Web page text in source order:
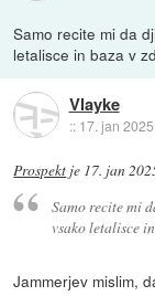
Samo recite mi da
letalisce in baza v
Vlayke
:: 17. jan
Prospekt je 17. jan
Samo recite mi
vsako letalisce
Jammerjev mislim,